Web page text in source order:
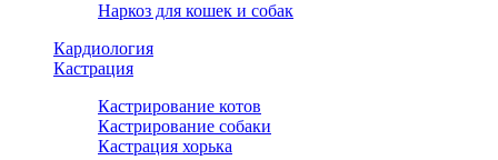
Наркоз для кошек и собак
Кардиология
Кастрация
Кастрирование котов
Кастрирование собаки
Кастрация хорька